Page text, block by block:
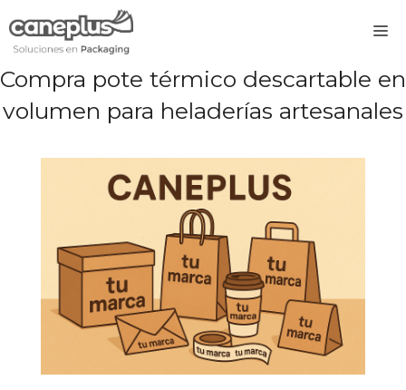
al
Compra pote térmico descartable en
volumen para heladerías artesanales